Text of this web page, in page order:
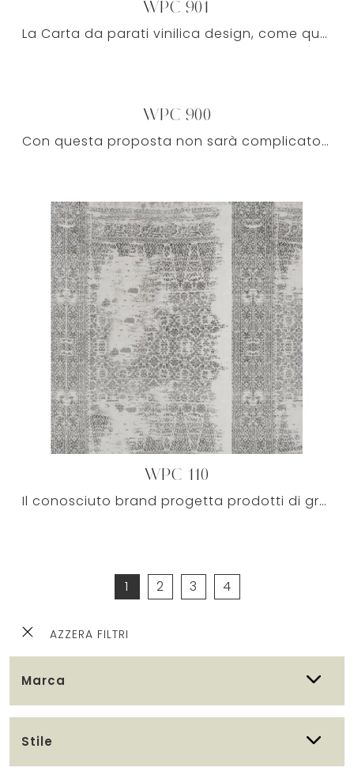
AZZERA FILTRI
Marca
Stile
WPC 901
La Carta da parati vinilica design, come questa di Caos Creativo, è realizzata con materiali durevoli, al pari di tutti i vari elementi accessori del ...
WPC 900
Con questa proposta non sarà complicato personalizzare la tua camera da letto, il tuo soggiorno o la sala da bagno, sfruttando bene forma e ...
WPC 110
Il conosciuto brand progetta prodotti di grande qualità con cui personalizzare con stile uno tra gli ambienti di casa in cui spendi parte del giorno.
1 2 3 4